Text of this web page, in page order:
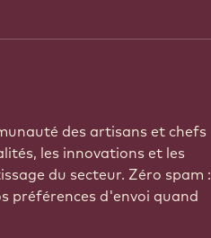
des artisans et chefs
les innovations et les
du secteur. Zéro spam :
préférences d'envoi quand